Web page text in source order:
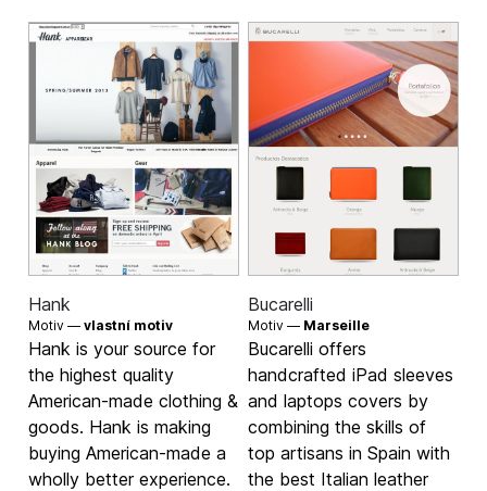
Hank
Motiv —vlastní motiv
Hank is your source for
the highest quality
American-made clothing &
goods. Hank is making
buying American-made a
wholly better experience.
Bucarelli
Motiv — Marseille
Bucarelli offers
handcrafted iPad sleeves
and laptops covers by
combining the skills of
top artisans in Spain with
the best Italian leather